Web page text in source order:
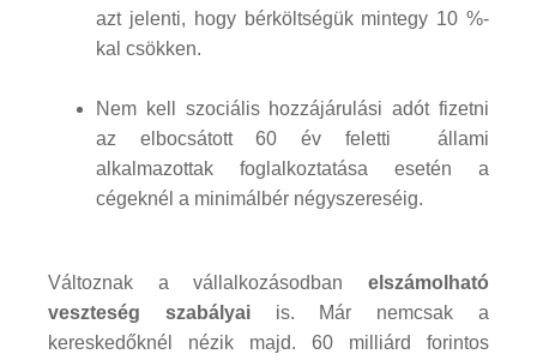
azt jelenti, hogy bérköltségük mintegy 10 %-
kal csökken.
Nem kell szociális hozzájárulási adót fizetni
az elbocsátott 60 év feletti állami
alkalmazottak foglalkoztatása esetén a
cégeknél a minimálbér négyszereséig.
Változnak a vállalkozásodban elszámolható
veszteség szabályai is. Már nemcsak a
kereskedőknél nézik majd. 60 milliárd forintos